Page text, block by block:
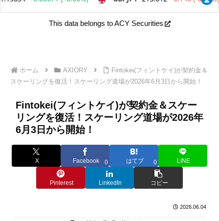
This data belongs to ACY Securities
ホーム AXIORY
Fintokei(フィントケイ)が契約金＆
スケーリングを復活！スケーリング道場が2026年6月3日から開始！
Fintokei(フィントケイ)が契約金＆スケー
リングを復活！スケーリング道場が2026年
6月3日から開始！
X Facebook 0 はてブ 0 LINE
Pinterest LinkedIn コピー
2026.06.04